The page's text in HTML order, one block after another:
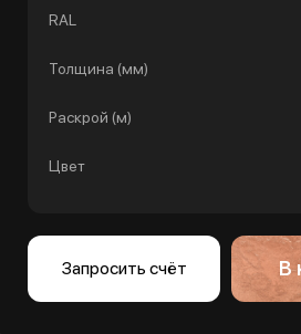
RAL
Толщина (мм)
Раскрой (м)
Цвет
Запросить счёт В